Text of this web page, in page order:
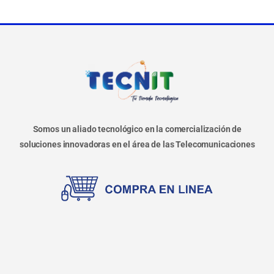
Somos un aliado tecnológico en la comercialización de
soluciones innovadoras en el área de las Telecomunicaciones